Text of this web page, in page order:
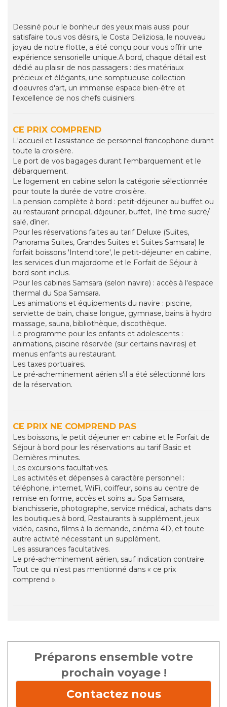
Dessiné pour le bonheur des yeux mais aussi pour
satisfaire tous vos désirs, le Costa Deliziosa, le nouveau
joyau de notre flotte, a été conçu pour vous offrir une
expérience sensorielle unique.A bord, chaque détail est
dédié au plaisir de nos passagers : des matériaux
précieux et élégants, une somptueuse collection
d'oeuvres d'art, un immense espace bien-être et
l'excellence de nos chefs cuisiniers.
CE PRIX COMPREND
L'accueil et l'assistance de personnel francophone durant
toute la croisière.
Le port de vos bagages durant l'embarquement et le
débarquement.
Le logement en cabine selon la catégorie sélectionnée
pour toute la durée de votre croisière.
La pension complète à bord : petit-déjeuner au buffet ou
au restaurant principal, déjeuner, buffet, Thé time sucré/
salé, dîner.
Pour les réservations faites au tarif Deluxe (Suites,
Panorama Suites, Grandes Suites et Suites Samsara) le
forfait boissons 'Intenditore', le petit-déjeuner en cabine,
les services d'un majordome et le Forfait de Séjour à
bord sont inclus.
Pour les cabines Samsara (selon navire) : accès à l'espace
thermal du Spa Samsara.
Les animations et équipements du navire : piscine,
serviette de bain, chaise longue, gymnase, bains à hydro
massage, sauna, bibliothèque, discothèque.
Le programme pour les enfants et adolescents :
animations, piscine réservée (sur certains navires) et
menus enfants au restaurant.
Les taxes portuaires.
Le pré-acheminement aérien s'il a été sélectionné lors
de la réservation.
CE PRIX NE COMPREND PAS
Les boissons, le petit déjeuner en cabine et le Forfait de
Séjour à bord pour les réservations au tarif Basic et
Dernières minutes.
Les excursions facultatives.
Les activités et dépenses à caractère personnel :
téléphone, internet, WiFi, coiffeur, soins au centre de
remise en forme, accès et soins au Spa Samsara,
blanchisserie, photographe, service médical, achats dans
les boutiques à bord, Restaurants à supplément, jeux
vidéo, casino, films à la demande, cinéma 4D, et toute
autre activité nécessitant un supplément.
Les assurances facultatives.
Le pré-acheminement aérien, sauf indication contraire.
Tout ce qui n'est pas mentionné dans « ce prix
comprend ».
Préparons ensemble votre
prochain voyage !
Contactez nous